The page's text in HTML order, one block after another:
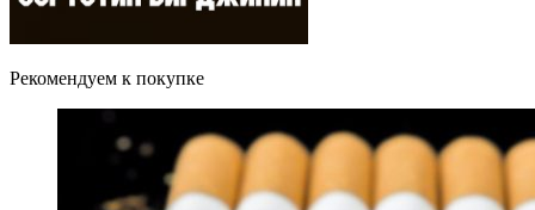
Рекомендуем к покупке